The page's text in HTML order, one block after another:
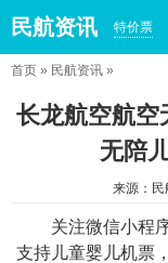
民航资讯 特价票
首页 » 民航资讯 »
长龙航空航空
无陪
来源：
关注微信小程
支持儿童婴儿机票